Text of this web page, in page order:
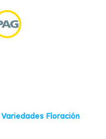
Variedades Floración